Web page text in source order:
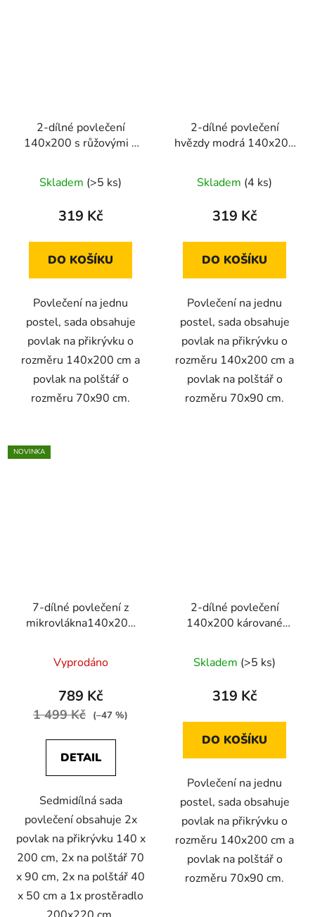
2-dílné povlečení
140x200 s růžovými a
tmavošedém podladu
Skladem (>5 ks)
319 Kč
DO KOŠÍKU
Povlečení na jednu
postel, sada obsahuje
povlak na přikrývku o
rozměru 140x200 cm a
povlak na polštář o
rozměru 70x90 cm.
2-dílné povlečení
hvězdy modrá 140x200
Skladem (4 ks)
319 Kč
DO KOŠÍKU
Povlečení na jednu
postel, sada obsahuje
povlak na přikrývku o
rozměru 140x200 cm a
povlak na polštář o
rozměru 70x90 cm.
NOVINKA
7-dílné povlečení z
mikrovlákna140x200
Vyprodáno
789 Kč
1 499 Kč (–47 %)
DETAIL
Sedmidílná sada
povlečení obsahuje 2x
povlak na přikrývku 140 x
200 cm, 2x na polštář 70
x 90 cm, 2x na polštář 40
x 50 cm a 1x prostěradlo
2-dílné povlečení
140x200 kárované
Skladem (>5 ks)
319 Kč
DO KOŠÍKU
Povlečení na jednu
postel, sada obsahuje
povlak na přikrývku o
rozměru 140x200 cm a
povlak na polštář o
rozměru 70x90 cm.